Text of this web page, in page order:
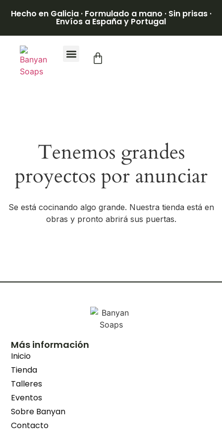
Hecho en Galicia · Formulado a mano · Sin prisas ·
Envíos a España y Portugal
Tenemos grandes
proyectos por anunciar
Se está cocinando algo grande. Nuestra tienda está en
obras y pronto abrirá sus puertas.
Más información
Inicio
Tienda
Talleres
Eventos
Sobre Banyan
Contacto